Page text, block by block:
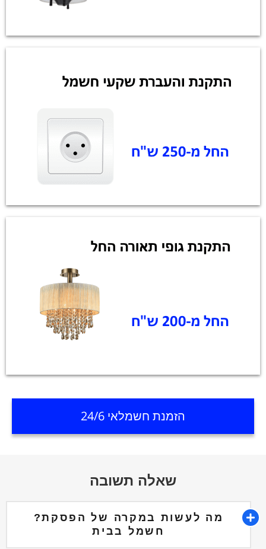
הזמנת חשמלאי 24/6
שאלה תשובה
?מה לעשות במקרה של הפסקת
חשמל בבית